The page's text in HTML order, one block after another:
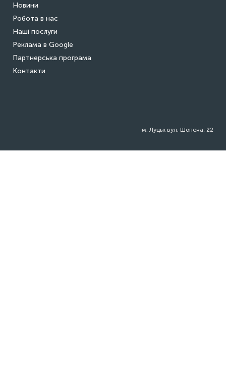
Новини
Робота в нас
Наші послуги
Реклама в Google
Партнерська програма
Контакти
м. Луцьк вул. Шопена, 22